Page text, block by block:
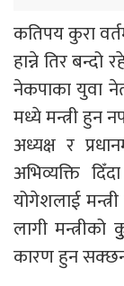
कतिपय कुरा
हान्ने तिर
नेकपाका युवा
मध्ये मन्त्री हुन
अध्यक्ष र
अभिव्यक्ति
योगेशलाई
लागी
कारण हुन सक्छन्